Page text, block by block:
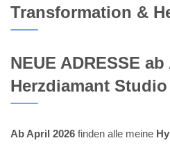
Transformation &
NEUE ADRESSE
Herzdiamant
Ab April 2026 finden alle meine